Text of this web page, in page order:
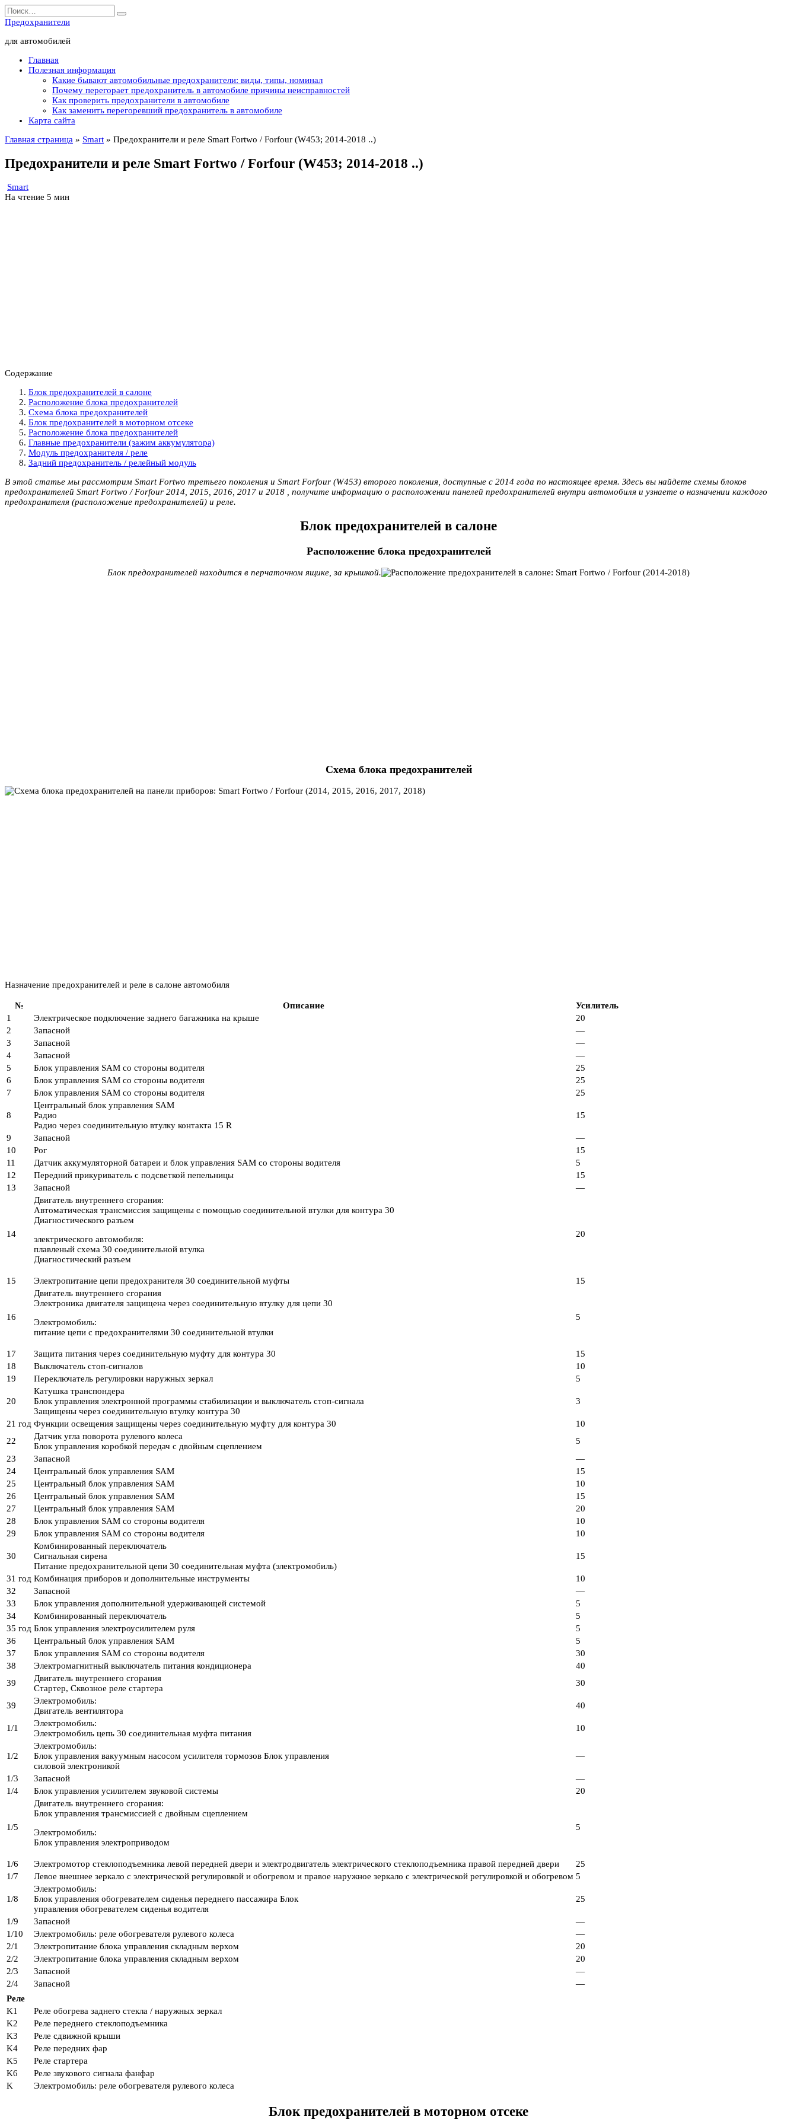
Перейти
к
содержанию
Search
for:
Предохранители
для автомобилей
Главная
Полезная информация
Какие бывают автомобильные предохранители: виды, типы, номинал
Почему перегорает предохранитель в автомобиле причины неисправностей
Как проверить предохранители в автомобиле
Как заменить перегоревший предохранитель в автомобиле
Карта сайта
Главная страница » Smart » Предохранители и реле Smart Fortwo / Forfour (W453; 2014-2018 ..)
Предохранители и реле Smart Fortwo / Forfour (W453; 2014-2018 ..)
Smart
На чтение 5 мин
Содержание
Блок предохранителей в салоне
Расположение блока предохранителей
Схема блока предохранителей
Блок предохранителей в моторном отсеке
Расположение блока предохранителей
Главные предохранители (зажим аккумулятора)
Модуль предохранителя / реле
Задний предохранитель / релейный модуль
В этой статье мы рассмотрим Smart Fortwo третьего поколения и Smart Forfour (W453) второго поколения, доступные с 2014 года по настоящее время. Здесь вы найдете схемы блоков
предохранителей Smart Fortwo / Forfour 2014, 2015, 2016, 2017 и 2018 , получите информацию о расположении панелей предохранителей внутри автомобиля и узнаете о назначении каждого
предохранителя (расположение предохранителей) и реле.
Блок предохранителей в салоне
Расположение блока предохранителей
Блок предохранителей находится в перчаточном ящике, за крышкой.
Схема блока предохранителей
Назначение предохранителей и реле в салоне автомобиля
№ Описание
Усилитель
1
Электрическое подключение заднего багажника на крыше
20
2
Запасной
—
3
Запасной
—
4
Запасной
—
5
Блок управления SAM со стороны водителя
25
6
Блок управления SAM со стороны водителя
25
7
Блок управления SAM со стороны водителя 25
8
Центральный блок управления SAM
Радио
Радио через соединительную втулку контакта 15 R
15
9 Запасной
—
10
Рог
15
11
Датчик аккумуляторной батареи и блок управления SAM со стороны водителя
5
12
Передний прикуриватель с подсветкой пепельницы
15
13
Запасной —
14
Двигатель внутреннего сгорания:
Автоматическая трансмиссия защищены с помощью соединительной втулки для контура 30
Диагностического разъем
электрического автомобиля:
плавленый схема 30 соединительной втулка
Диагностический разъем
20
15 Электропитание цепи предохранителя 30 соединительной муфты 15
16
Двигатель внутреннего сгорания
Электроника двигателя защищена через соединительную втулку для цепи 30
Электромобиль:
питание цепи с предохранителями 30 соединительной втулки
5
17 Защита питания через соединительную муфту для контура 30
15
18
Выключатель стоп-сигналов
10
19
Переключатель регулировки наружных зеркал 5
20
Катушка транспондера
Блок управления электронной программы стабилизации и выключатель стоп-сигнала
Защищены через соединительную втулку контура 30
3
21 год Функции освещения защищены через соединительную муфту для контура 30
10
22
Датчик угла поворота рулевого колеса
Блок управления коробкой передач с двойным сцеплением
5
23
Запасной
—
24
Центральный блок управления SAM
15
25
Центральный блок управления SAM
10
26
Центральный блок управления SAM
15
27
Центральный блок управления SAM
20
28
Блок управления SAM со стороны водителя
10
29
Блок управления SAM со стороны водителя 10
30
Комбинированный переключатель
Сигнальная сирена
Питание предохранительной цепи 30 соединительная муфта (электромобиль)
15
31 год Комбинация приборов и дополнительные инструменты
10
32
Запасной
—
33
Блок управления дополнительной удерживающей системой
5
34
Комбинированный переключатель
5
35 год Блок управления электроусилителем руля
5
36
Центральный блок управления SAM
5
37
Блок управления SAM со стороны водителя
30
38
Электромагнитный выключатель питания кондиционера
40
39
Двигатель внутреннего сгорания
Стартер, Сквозное реле стартера
30
39
Электромобиль:
Двигатель вентилятора
40
1/1
Электромобиль:
Электромобиль цепь 30 соединительная муфта питания
10
1/2
Электромобиль:
Блок управления вакуумным насосом усилителя тормозов Блок управления
силовой электроникой
—
1/3 Запасной
—
1/4
Блок управления усилителем звуковой системы 20
1/5
Двигатель внутреннего сгорания:
Блок управления трансмиссией с двойным сцеплением
Электромобиль:
Блок управления электроприводом
5
1/6 Электромотор стеклоподъемника левой передней двери и электродвигатель электрического стеклоподъемника правой передней двери
25
1/7
Левое внешнее зеркало с электрической регулировкой и обогревом и правое наружное зеркало с электрической регулировкой и обогревом 5
1/8
Электромобиль:
Блок управления обогревателем сиденья переднего пассажира Блок
управления обогревателем сиденья водителя
25
1/9 Запасной
—
1/10
Электромобиль: реле обогревателя рулевого колеса
—
2/1
Электропитание блока управления складным верхом
20
2/2
Электропитание блока управления складным верхом
20
2/3
Запасной
—
2/4
Запасной
—
Реле
K1
Реле обогрева заднего стекла / наружных зеркал
K2
Реле переднего стеклоподъемника
K3
Реле сдвижной крыши
K4
Реле передних фар
K5
Реле стартера
K6
Реле звукового сигнала фанфар
K
Электромобиль: реле обогревателя рулевого колеса
Блок предохранителей в моторном отсеке